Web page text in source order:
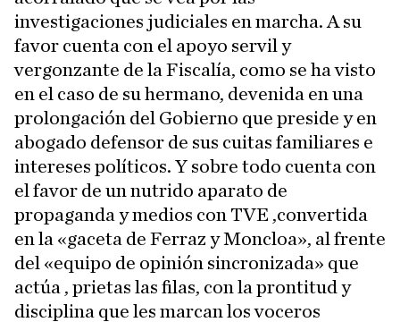
investigaciones judiciales en marcha. A su
favor cuenta con el apoyo servil y
vergonzante de la Fiscalía, como se ha visto
en el caso de su hermano, devenida en una
prolongación del Gobierno que preside y en
abogado defensor de sus cuitas familiares e
intereses políticos. Y sobre todo cuenta con
el favor de un nutrido aparato de
propaganda y medios con TVE ,convertida
en la «gaceta de Ferraz y Moncloa», al frente
del «equipo de opinión sincronizada» que
actúa , prietas las filas, con la prontitud y
disciplina que les marcan los voceros